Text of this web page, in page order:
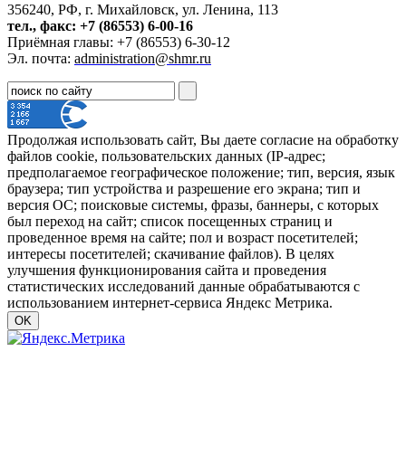
356240, РФ, г. Михайловск, ул. Ленина, 113
тел., факс: +7 (86553) 6-00-16
Приёмная главы: +7 (86553) 6-30-12
Эл. почта: administration@shmr.ru
Продолжая использовать сайт, Вы даете согласие на обработку
файлов cookie, пользовательских данных (IP-адрес;
предполагаемое географическое положение; тип, версия, язык
браузера; тип устройства и разрешение его экрана; тип и
версия ОС; поисковые системы, фразы, баннеры, с которых
был переход на сайт; список посещенных страниц и
проведенное время на сайте; пол и возраст посетителей;
интересы посетителей; скачивание файлов). В целях
улучшения функционирования сайта и проведения
статистических исследований данные обрабатываются с
использованием интернет-сервиса Яндекс Метрика.
OK